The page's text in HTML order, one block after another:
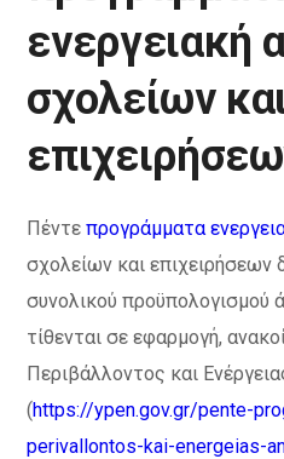
ενεργειακή
σχολείων
Πέντεπρογράμματα
σχολείων και
συνολικού προϋπολογισμού
τίθενται σε εφαρμογή,
Περιβάλλοντος και
(https://ypen.gov.gr/pente-
perivallontos-kai-energeias-